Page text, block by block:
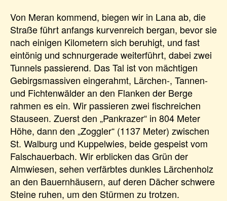
Von Meran kommend, biegen wir in Lana ab, die
Straße führt anfangs kurvenreich bergan, bevor sie
nach einigen Kilometern sich beruhigt, und fast
eintönig und schnurgerade weiterführt, dabei zwei
Tunnels passierend. Das Tal ist von mächtigen
Gebirgsmassiven eingerahmt, Lärchen-, Tannen-
und Fichtenwälder an den Flanken der Berge
rahmen es ein. Wir passieren zwei fischreichen
Stauseen. Zuerst den „Pankrazer“ in 804 Meter
Höhe, dann den „Zoggler“ (1137 Meter) zwischen
St. Walburg und Kuppelwies, beide gespeist vom
Falschauerbach. Wir erblicken das Grün der
Almwiesen, sehen verfärbtes dunkles Lärchenholz
an den Bauernhäusern, auf deren Dächer schwere
Steine ruhen, um den Stürmen zu trotzen.